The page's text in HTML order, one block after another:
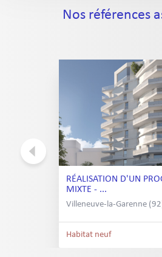
Nos références
RÉALISATION D'UN
MIXTE - ...
Villeneuve-la-Garenne
Habitat neuf